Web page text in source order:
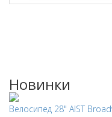
Новинки
Велосипед 28" AIST